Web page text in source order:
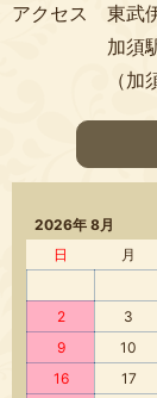
アクセス
東武
加須
（加
2026年 8月
日
月
2
3
9
10
16
17